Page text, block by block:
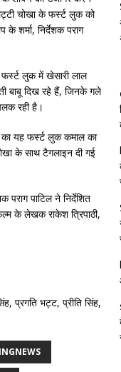
चोखा के फर्स्ट लुक को
शर्मा, निर्देशक पराग
लुक में खेसारी लाल
बाबू दिख रहे हैं, जिनके गले
रही है।
का यह फर्स्ट लुक कमाल का
के साथ टैगलाइन दी गई
पराग पाटिल ने निर्देशित
के लेखक राकेश त्रिपाठी,
प्रगति भट्ट, प्रीति सिंह,